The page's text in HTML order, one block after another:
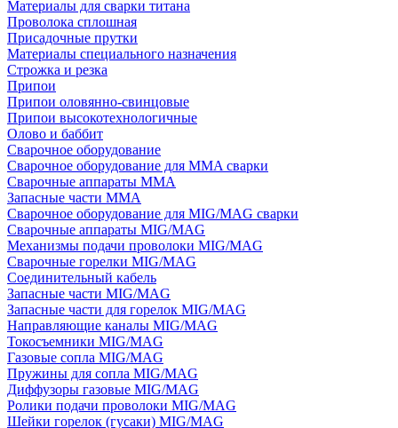
Материалы для сварки титана
Проволока сплошная
Присадочные прутки
Материалы специального назначения
Строжка и резка
Припои
Припои оловянно-свинцовые
Припои высокотехнологичные
Олово и баббит
Сварочное оборудование
Сварочное оборудование для MMA сварки
Сварочные аппараты MMA
Запасные части MMA
Сварочное оборудование для MIG/MAG сварки
Сварочные аппараты MIG/MAG
Механизмы подачи проволоки MIG/MAG
Сварочные горелки MIG/MAG
Соединительный кабель
Запасные части MIG/MAG
Запасные части для горелок MIG/MAG
Направляющие каналы MIG/MAG
Токосъемники MIG/MAG
Газовые сопла MIG/MAG
Пружины для сопла MIG/MAG
Диффузоры газовые MIG/MAG
Ролики подачи проволоки MIG/MAG
Шейки горелок (гусаки) MIG/MAG